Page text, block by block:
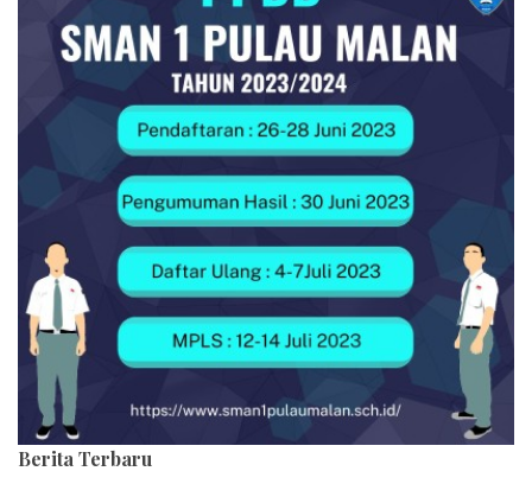
Berita Terbaru